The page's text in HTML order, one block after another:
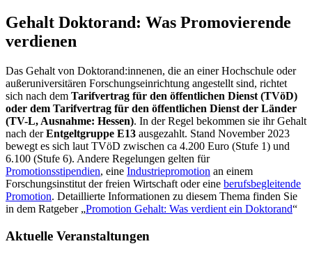
Gehalt Doktorand: Was Promovierende
verdienen
Das Gehalt von Doktorand:innenen, die an einer Hochschule oder
außeruniversitären Forschungseinrichtung angestellt sind, richtet
sich nach dem Tarifvertrag für den öffentlichen Dienst (TVöD)
oder dem Tarifvertrag für den öffentlichen Dienst der Länder
(TV-L, Ausnahme: Hessen). In der Regel bekommen sie ihr Gehalt
nach derEntgeltgruppe E13 ausgezahlt. Stand November 2023
bewegt es sich laut TVöD zwischen ca 4.200 Euro (Stufe 1) und
6.100 (Stufe 6). Andere Regelungen gelten für
Promotionsstipendien, eine Industriepromotion an einem
Forschungsinstitut der freien Wirtschaft oder eine berufsbegleitende
Promotion. Detaillierte Informationen zu diesem Thema finden Sie
in dem Ratgeber „Promotion Gehalt: Was verdient ein Doktorand“
Aktuelle Veranstaltungen